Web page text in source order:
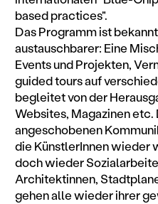
based practices".
Das Programm ist
austauschbarer: Eine
Events und Projekten,
guided tours auf
begleitet von der
Websites, Magazinen
angeschobenen
die KünstlerInnen wieder
doch wieder
Architektinnen,
gehen alle wieder ihrer